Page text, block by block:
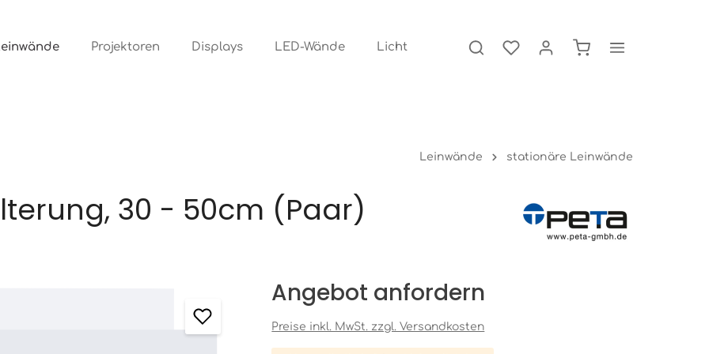
Projektoren Displays LED-Wände Licht
Leinwände stationäre Leinwände
30 - 50cm (Paar)
Angebot anfordern
Preise inkl. MwSt. zzgl. Versandkosten